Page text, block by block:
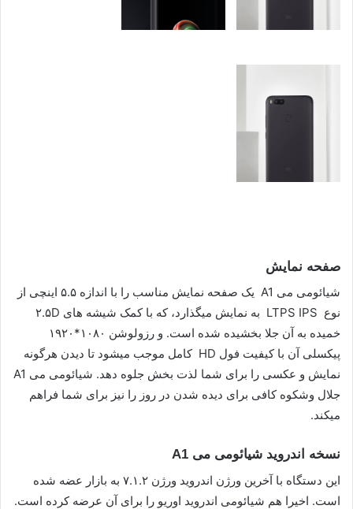
صفحه نمایش
شیائومی می A1 یک صفحه نمایش مناسب را با اندازه ۵.۵ اینچی از
نوع LTPS IPS به نمایش میگذارد، که با کمک شیشه های ۲.۵D
خمیده به آن جلا بخشیده شده است. و رزولوشن ۱۰۸۰*۱۹۲۰
پیکسلی آن با کیفیت فول HD کامل موجب میشود تا دیدن هرگونه
نمایش و عکسی را برای شما لذت بخش جلوه دهد. شیائومی می A1
جلال وشکوه کافی برای دیده شدن در روز را نیز برای شما فراهم
میکند.
نسخه اندروید شیائومی می A1
این دستگاه با آخرین ورژن اندروید ورژن ۷.۱.۲ به بازار عضه شده
است. اخیرا هم شیائومی اندروید اوریو را برای آن عرضه کرده است.